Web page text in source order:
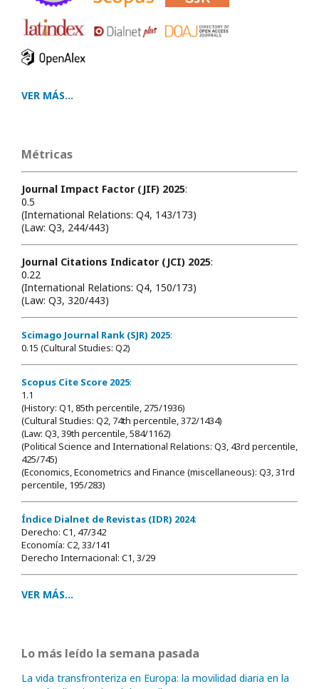
VER MÁS...
Métricas
Journal Impact Factor (JIF) 2025:
0.5
(International Relations: Q4, 143/173)
(Law: Q3, 244/443)
Journal Citations Indicator (JCI) 2025:
0.22
(International Relations: Q4, 150/173)
(Law: Q3, 320/443)
Scimago Journal Rank (SJR) 2025:
0.15 (Cultural Studies: Q2)
Scopus Cite Score 2025:
1.1
(History: Q1, 85th percentile, 275/1936)
(Cultural Studies: Q2, 74th percentile, 372/1434)
(Law: Q3, 39th percentile, 584/1162)
(Political Science and International Relations: Q3, 43rd percentile,
425/745)
(Economics, Econometrics and Finance (miscellaneous): Q3, 31rd
percentile, 195/283)
Índice Dialnet de Revistas (IDR) 2024:
Derecho: C1, 47/342
Economía: C2, 33/141
Derecho Internacional: C1, 3/29
VER MÁS...
Lo más leído la semana pasada
La vida transfronteriza en Europa: la movilidad diaria en la